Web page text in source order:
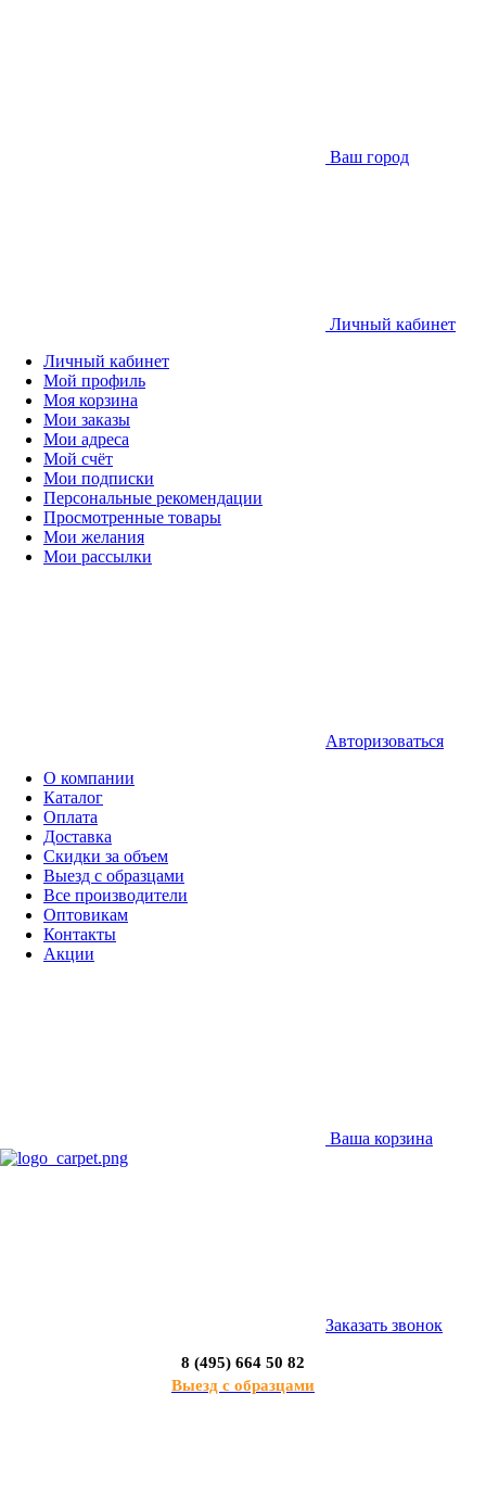
Ваш город
Личный кабинет
Личный кабинет
Мой профиль
Моя корзина
Мои заказы
Мои адреса
Мой счёт
Мои подписки
Персональные рекомендации
Просмотренные товары
Мои желания
Мои рассылки
Авторизоваться
О компании
Каталог
Оплата
Доставка
Скидки за объем
Выезд с образцами
Все производители
Оптовикам
Контакты
Акции
Ваша корзина
Заказать звонок
8 (495) 664 50 82
Выезд с образцами